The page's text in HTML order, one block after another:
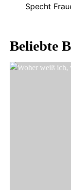
Specht
Beliebte